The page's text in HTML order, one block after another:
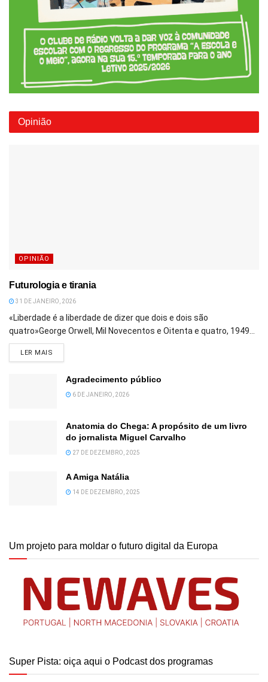
Opinião
OPINIÃO
Futurologia e tirania
31 DE JANEIRO, 2026
«Liberdade é a liberdade de dizer que dois e dois são
quatro»George Orwell, Mil Novecentos e Oitenta e quatro, 1949...
LER MAIS
Agradecimento público
6 DE JANEIRO, 2026
Anatomia do Chega: A propósito de um livro
do jornalista Miguel Carvalho
27 DE DEZEMBRO, 2025
A Amiga Natália
14 DE DEZEMBRO, 2025
Um projeto para moldar o futuro digital da Europa
Super Pista: oiça aqui o Podcast dos programas